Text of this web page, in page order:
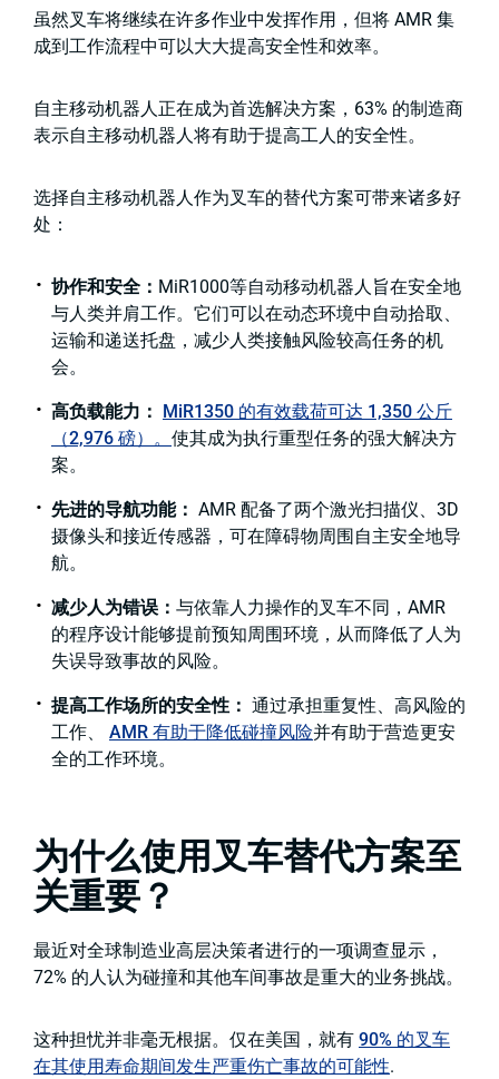
虽然叉车将继续在许多作业中发挥作用，但将 AMR 集
成到工作流程中可以大大提高安全性和效率。
自主移动机器人正在成为首选解决方案，63% 的制造商
表示自主移动机器人将有助于提高工人的安全性。
选择自主移动机器人作为叉车的替代方案可带来诸多好
处：
协作和安全： MiR1000等自动移动机器人旨在安全地
与人类并肩工作。它们可以在动态环境中自动拾取、
运输和递送托盘，减少人类接触风险较高任务的机
会。
高负载能力： MiR1350 的有效载荷可达 1,350 公斤
（2,976 磅）。 使其成为执行重型任务的强大解决方
案。
先进的导航功能： AMR 配备了两个激光扫描仪、3D
摄像头和接近传感器，可在障碍物周围自主安全地导
航。
减少人为错误： 与依靠人力操作的叉车不同，AMR
的程序设计能够提前预知周围环境，从而降低了人为
失误导致事故的风险。
提高工作场所的安全性： 通过承担重复性、高风险的
工作、 AMR 有助于降低碰撞风险并有助于营造更安
全的工作环境。
为什么使用叉车替代方案至
关重要？
最近对全球制造业高层决策者进行的一项调查显示，
72% 的人认为碰撞和其他车间事故是重大的业务挑战。
这种担忧并非毫无根据。仅在美国，就有 90% 的叉车
在其使用寿命期间发生严重伤亡事故的可能性.